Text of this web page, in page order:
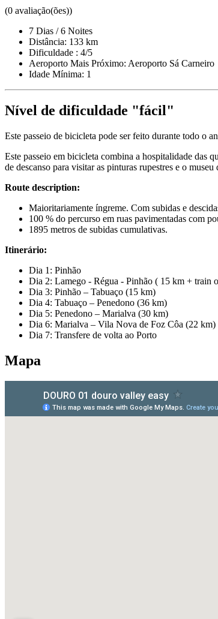
(0 avaliação(ões))
7 Dias / 6 Noites
Distância: 133 km
Dificuldade : 4/5
Aeroporto Mais Próximo: Aeroporto Sá Carneiro
Idade Mínima: 1
Nível de dificuldade "fácil"
Este passeio de bicicleta pode ser feito durante todo o
Este passeio em bicicleta combina a hospitalidade das
de descanso para visitar as pinturas rupestres e o
Route description:
Maioritariamente íngreme. Com subidas e
100 % do percurso em ruas pavimentadas com
1895 metros de subidas cumulativas.
Itinerário:
Dia 1: Pinhão
Dia 2: Lamego - Régua - Pinhão ( 15 km + train
Dia 3: Pinhão – Tabuaço (15 km)
Dia 4: Tabuaço – Penedono (36 km)
Dia 5: Penedono – Marialva (30 km)
Dia 6: Marialva – Vila Nova de Foz Côa (22 km)
Dia 7: Transfere de volta ao Porto
Mapa